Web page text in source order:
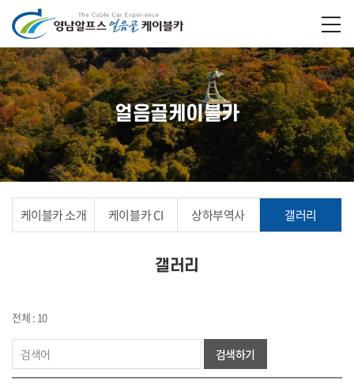
얼음골케이블카
케이블카 소개 케이블카 CI 상하부역사 갤러리
갤러리
전체 : 10
검색하기